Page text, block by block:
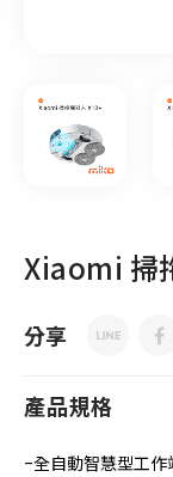
Xiaomi 掃
分享
產品規格
-全自動智慧型工作